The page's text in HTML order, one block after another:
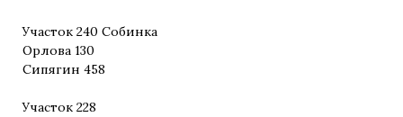
Участок 240 Собинка
Орлова 130
Сипягин 458
Участок 228